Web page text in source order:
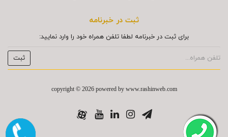
ثبت در خبرنامه
برای ثبت در خبرنامه لطفا تلفن همراه خود را وارد نمایید:
copyright © 2026 powered by www.rashinweb.com